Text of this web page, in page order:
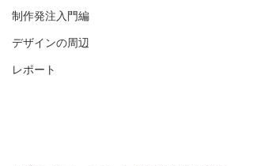
制作発注入門編
デザインの周辺
レポート